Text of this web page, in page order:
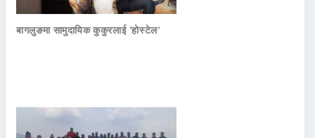
बागलुङमा सामुदायिक कुकुरलाई ‘होस्टेल’